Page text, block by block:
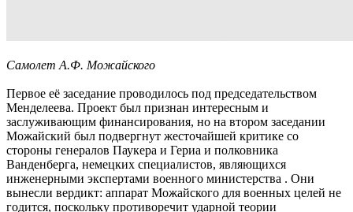
Самолет А.Ф. Можайского
Первое её заседание проводилось под председательством
Менделеева. Проект был признан интересным и
заслуживающим финансирования, но на втором заседании
Можайский был подвергнут жесточайшей критике со
стороны генералов Паукера и Гериа и полковника
Ванденберга, немецких специалистов, являющихся
инженерными экспертами военного министерства . Они
вынесли вердикт: аппарат Можайского для военных целей не
годится, поскольку противоречит ударной теории